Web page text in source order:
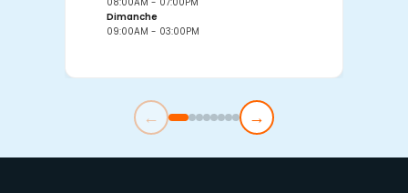
Dimanche
09:00AM - 03:00PM
← →